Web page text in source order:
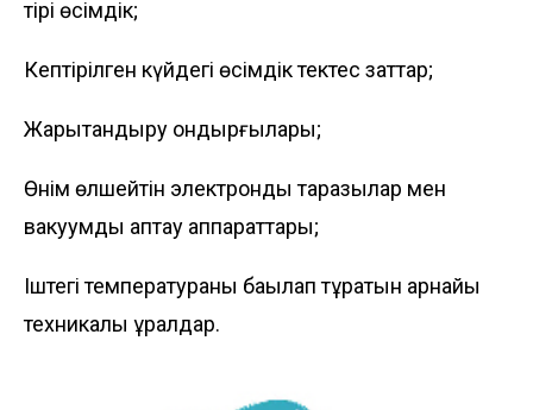
тірі өсімдік;
Кептірілген күйдегі өсімдік тектес заттар;
Жарықтандыру қондырғылары;
Өнім өлшейтін электронды таразылар мен
вакуумды қаптау аппараттары;
Іштегі температураны бақылап тұратын арнайы
техникалық құралдар.